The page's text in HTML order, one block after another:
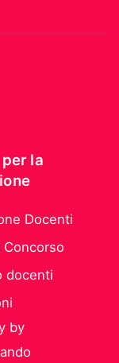
la
Docenti
Concorso
docenti
by